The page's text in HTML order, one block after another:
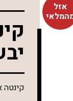
אזל
קינטה